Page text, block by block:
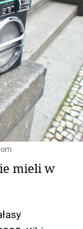
mieli w